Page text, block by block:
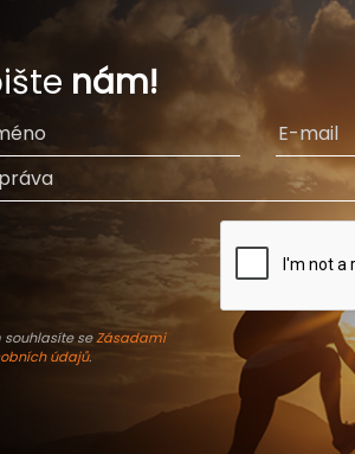
nám!
souhlasíte seZásadami
údajů.